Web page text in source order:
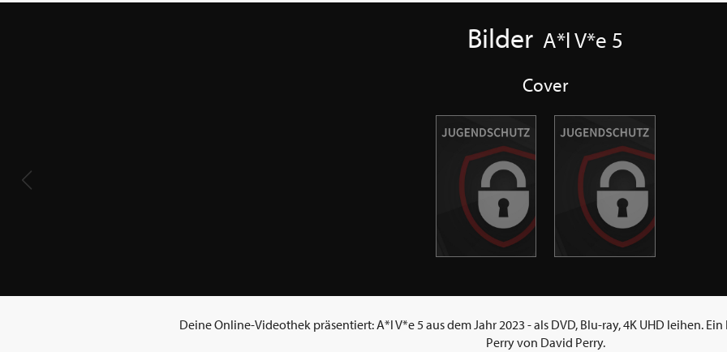
Bilder A*l V*e 5
Cover
Deine Online-Videothek präsentiert: A*l V*e 5 aus dem Jahr 2023 - als DVD, Blu-ray, 4K UHD leihen.
Perry von David Perry.